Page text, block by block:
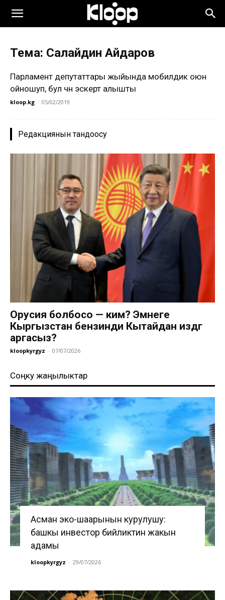
Тема: Салайдин Айдаров
Парламент депутаттары жыйында мобилдик оюн
ойношуп, бул үчүн эскертүү алышты
kloop.kg - 05/02/2019
Редакциянын тандоосу
Орусия болбосо — ким? Эмнеге
Кыргызстан бензинди Кытайдан издөөгө
аргасыз?
kloopkyrgyz - 07/07/2026
Соңку жаңылыктар
Асман эко-шаарынын курулушу:
башкы инвестор бийликтин жакын
адамы
kloopkyrgyz - 29/07/2026